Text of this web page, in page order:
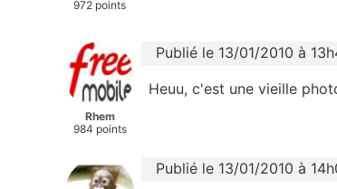
972 points
Rhem
984 points
Publié le 13/01/2010 à
Heuu, c'est une vieille
Publié le 13/01/2010 à